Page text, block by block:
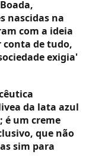
nascidas na
com a ideia
conta de tudo,
exigia'
da lata azul
é um creme
que não
sim para